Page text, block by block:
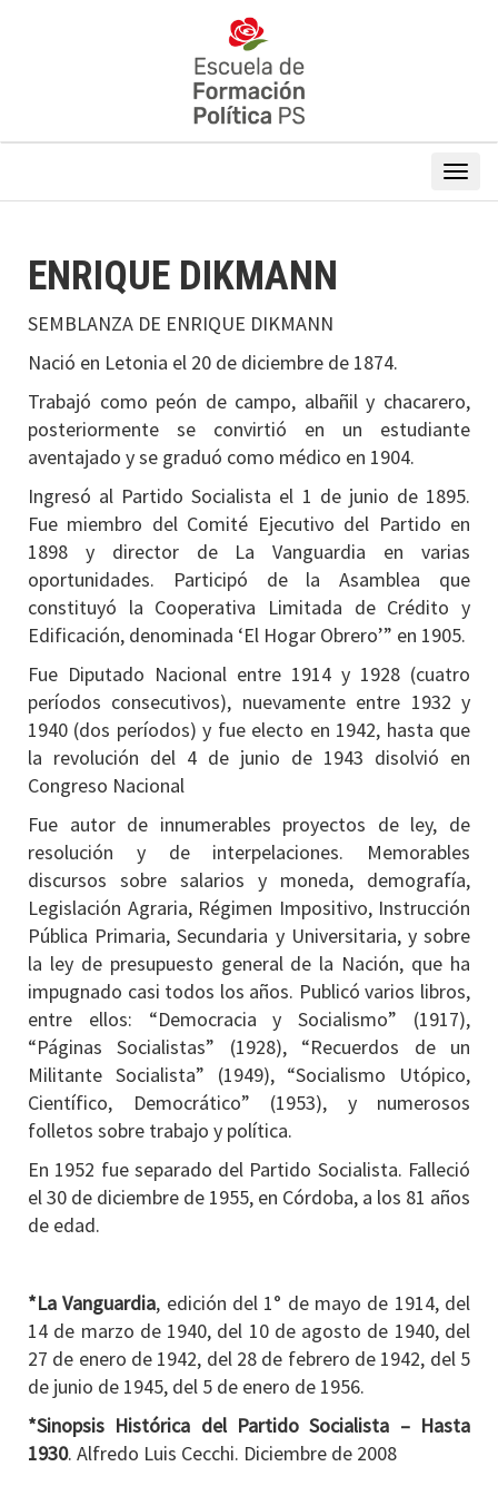
ENRIQUE DIKMANN
SEMBLANZA DE ENRIQUE DIKMANN
Nació en Letonia el 20 de diciembre de 1874.
Trabajó como peón de campo, albañil y chacarero,
posteriormente se convirtió en un estudiante
aventajado y se graduó como médico en 1904.
Ingresó al Partido Socialista el 1 de junio de 1895.
Fue miembro del Comité Ejecutivo del Partido en
1898 y director de La Vanguardia en varias
oportunidades. Participó de la Asamblea que
constituyó la Cooperativa Limitada de Crédito y
Edificación, denominada ‘El Hogar Obrero’” en 1905.
Fue Diputado Nacional entre 1914 y 1928 (cuatro
períodos consecutivos), nuevamente entre 1932 y
1940 (dos períodos) y fue electo en 1942, hasta que
la revolución del 4 de junio de 1943 disolvió en
Congreso Nacional
Fue autor de innumerables proyectos de ley, de
resolución y de interpelaciones. Memorables
discursos sobre salarios y moneda, demografía,
Legislación Agraria, Régimen Impositivo, Instrucción
Pública Primaria, Secundaria y Universitaria, y sobre
la ley de presupuesto general de la Nación, que ha
impugnado casi todos los años. Publicó varios libros,
entre ellos: “Democracia y Socialismo” (1917),
“Páginas Socialistas” (1928), “Recuerdos de un
Militante Socialista” (1949), “Socialismo Utópico,
Científico, Democrático” (1953), y numerosos
folletos sobre trabajo y política.
En 1952 fue separado del Partido Socialista. Falleció
el 30 de diciembre de 1955, en Córdoba, a los 81 años
de edad.
*La Vanguardia, edición del 1° de mayo de 1914, del
14 de marzo de 1940, del 10 de agosto de 1940, del
27 de enero de 1942, del 28 de febrero de 1942, del 5
de junio de 1945, del 5 de enero de 1956.
*Sinopsis Histórica del Partido Socialista – Hasta
1930. Alfredo Luis Cecchi. Diciembre de 2008